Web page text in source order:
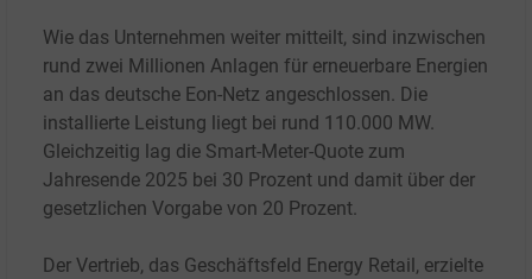
Wie das Unternehmen weiter mitteilt, sind inzwischen
rund zwei Millionen Anlagen für erneuerbare Energien
an das deutsche Eon-Netz angeschlossen. Die
installierte Leistung liegt bei rund 110.000 MW.
Gleichzeitig lag die Smart-Meter-Quote zum
Jahresende 2025 bei 30 Prozent und damit über der
gesetzlichen Vorgabe von 20 Prozent.
Der Vertrieb, das Geschäftsfeld Energy Retail, erzielte